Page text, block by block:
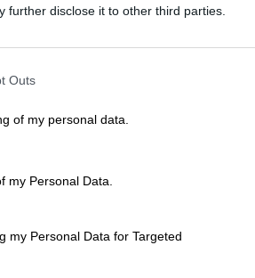
further disclose it to other third parties.
Outs
of my personal data.
my Personal Data.
my Personal Data for Targeted
finns det en sak som inte bör saknas
Orca Brau ligger i Nürnberg och är
har ett brett utbud av kreativa,
faller definitivt i den senare kategorin
är gjort på frankiskt korn och regional
presenteras i ett lätt
En stark doft av solmogen malt,
Smaken är lika läcker som